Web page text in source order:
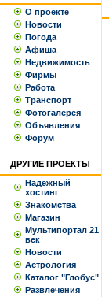
О проекте
Новости
Погода
Афиша
Недвижимость
Фирмы
Работа
Транспорт
Фотогалерея
Объявления
Форум
ДРУГИЕ ПРОЕКТЫ
Надежный
хостинг
Знакомства
Магазин
Мультипортал 21
век
Новости
Астрология
Каталог "Глобус"
Развлечения